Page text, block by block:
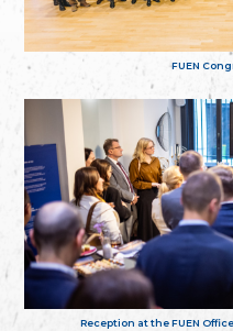
FUEN
Reception at the FUEN